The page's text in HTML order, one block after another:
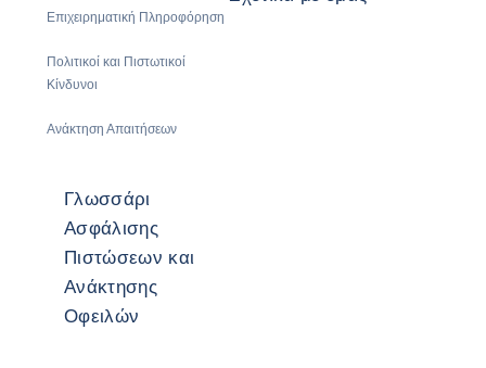
Επιχειρηματική Πληροφόρηση
Πολιτικοί και Πιστωτικοί
Κίνδυνοι
Ανάκτηση Απαιτήσεων
Γλωσσάρι
Ασφάλισης
Πιστώσεων και
Ανάκτησης
Οφειλών